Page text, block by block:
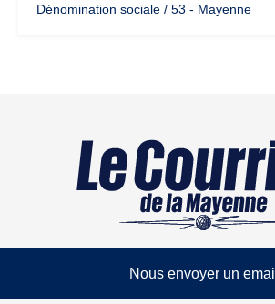
Dénomination sociale / 53 - Mayenne
Nous envoyer un email